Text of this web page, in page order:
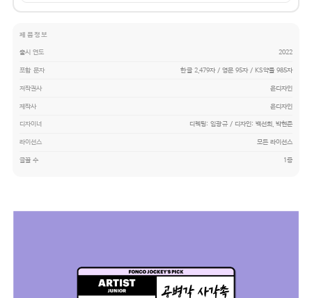
제품정보
출시 연도 2022
포함 문자 한글 2,479자 / 영문 95자 / KS약물 985자
저작권사 윤디자인
제작사 윤디자인
디자이너 디렉팅: 임광규 / 디자인: 백선희, 박현준
라이선스 모든 라이선스
글꼴 수 1종